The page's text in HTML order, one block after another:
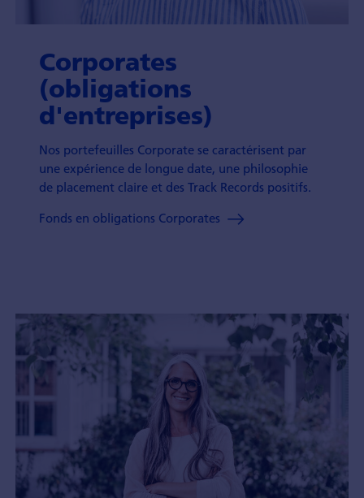
Corporates
(obligations
d'entreprises)
Nos portefeuilles Corporate se caractérisent par
une expérience de longue date, une philosophie
de placement claire et des Track Records positifs.
Fonds en obligations Corporates